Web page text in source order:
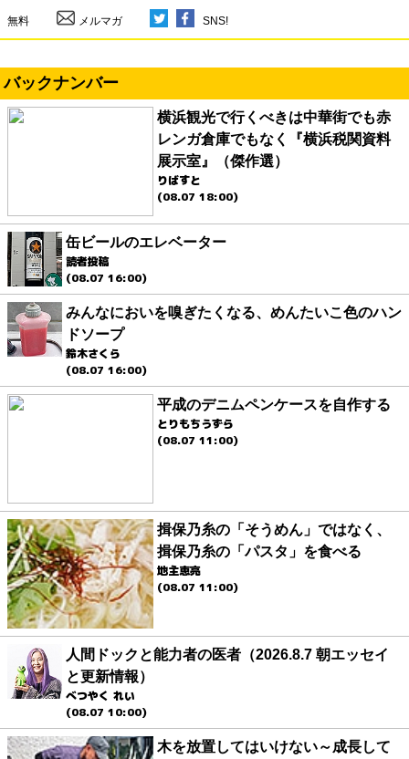
無料 メルマガ SNS!
バックナンバー
横浜観光で行くべきは中華街でも赤
レンガ倉庫でもなく『横浜税関資料
展示室』（傑作選）
りばすと
(08.07 18:00)
缶ビールのエレベーター
読者投稿
(08.07 16:00)
みんなにおいを嗅ぎたくなる、めんたいこ色のハン
ドソープ
鈴木さくら
(08.07 16:00)
平成のデニムペンケースを自作する
とりもちうずら
(08.07 11:00)
揖保乃糸の「そうめん」ではなく、
揖保乃糸の「パスタ」を食べる
地主恵亮
(08.07 11:00)
人間ドックと能力者の医者（2026.8.7 朝エッセイ
と更新情報）
べつやく れい
(08.07 10:00)
木を放置してはいけない～成長して